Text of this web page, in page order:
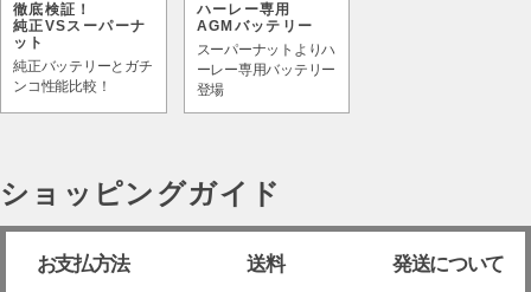
徹底検証！
純正VSスーパーナ
ット
純正バッテリーとガチ
ンコ性能比較！
ハーレー専用
AGMバッテリー
スーパーナットよりハ
ーレー専用バッテリー
登場
ショッピングガイド
お支払方法 送料 発送について